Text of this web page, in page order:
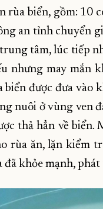
rùa biển, gồm: 10
an tỉnh chuyển
tâm, lúc tiếp
nhưng may mắn
được đưa vào
nuôi ở vùng ven
thả hẳn về biển.
rùa ăn, lặn kiểm
đã khỏe mạnh,